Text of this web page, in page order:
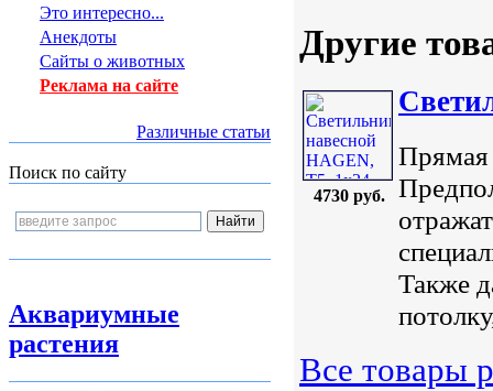
Это интересно...
Анекдоты
Сайты о животных
Реклама на сайте
Различные статьи
Поиск по сайту
Аквариумные
растения
Другие
4730 руб.
Прямая
Также
Все товары